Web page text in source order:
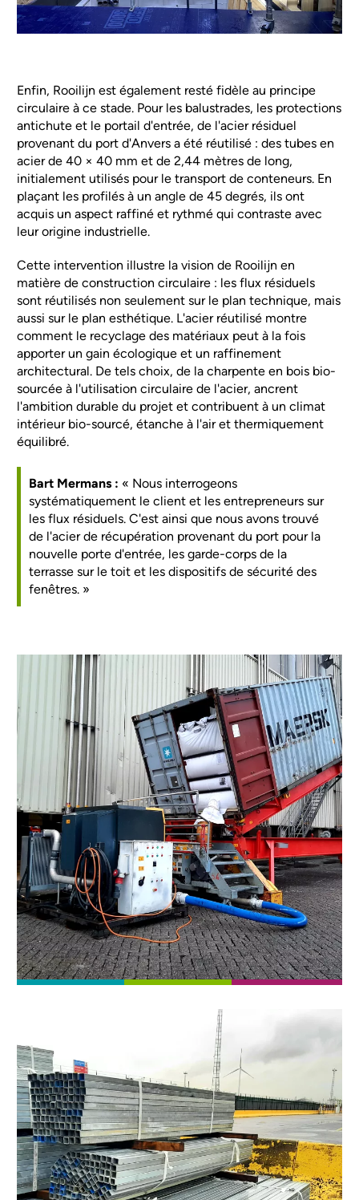
Enfin, Rooilijn est également resté fidèle au principe
circulaire à ce stade. Pour les balustrades, les protections
antichute et le portail d'entrée, de l'acier résiduel
provenant du port d'Anvers a été réutilisé : des tubes en
acier de 40 × 40 mm et de 2,44 mètres de long,
initialement utilisés pour le transport de conteneurs. En
plaçant les profilés à un angle de 45 degrés, ils ont
acquis un aspect raffiné et rythmé qui contraste avec
leur origine industrielle.
Cette intervention illustre la vision de Rooilijn en
matière de construction circulaire : les flux résiduels
sont réutilisés non seulement sur le plan technique, mais
aussi sur le plan esthétique. L'acier réutilisé montre
comment le recyclage des matériaux peut à la fois
apporter un gain écologique et un raffinement
architectural. De tels choix, de la charpente en bois bio-
sourcée à l'utilisation circulaire de l'acier, ancrent
l'ambition durable du projet et contribuent à un climat
intérieur bio-sourcé, étanche à l'air et thermiquement
équilibré.
Bart Mermans : « Nous interrogeons
systématiquement le client et les entrepreneurs sur
les flux résiduels. C'est ainsi que nous avons trouvé
de l'acier de récupération provenant du port pour la
nouvelle porte d'entrée, les garde-corps de la
terrasse sur le toit et les dispositifs de sécurité des
fenêtres. »